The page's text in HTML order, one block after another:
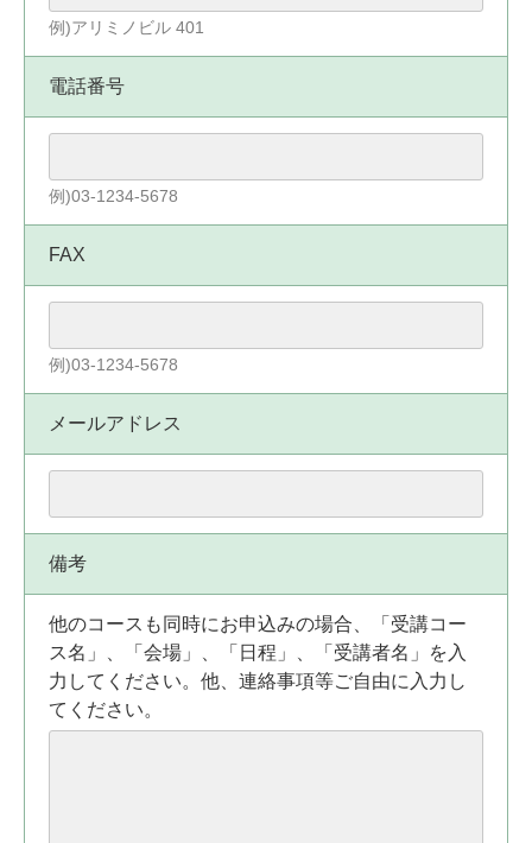
例)アリミノビル 401
電話番号
例)03-1234-5678
FAX
例)03-1234-5678
メールアドレス
備考
他のコースも同時にお申込みの場合、「受講コー
ス名」、「会場」、「日程」、「受講者名」を入
力してください。他、連絡事項等ご自由に入力し
てください。